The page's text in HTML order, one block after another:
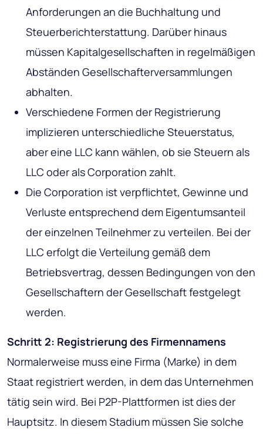
Anforderungen an die Buchhaltung und
Steuerberichterstattung. Darüber hinaus
müssen Kapitalgesellschaften in regelmäßigen
Abständen Gesellschafterversammlungen
abhalten.
Verschiedene Formen der Registrierung
implizieren unterschiedliche Steuerstatus,
aber eine LLC kann wählen, ob sie Steuern als
LLC oder als Corporation zahlt.
Die Corporation ist verpflichtet, Gewinne und
Verluste entsprechend dem Eigentumsanteil
der einzelnen Teilnehmer zu verteilen. Bei der
LLC erfolgt die Verteilung gemäß dem
Betriebsvertrag, dessen Bedingungen von den
Gesellschaftern der Gesellschaft festgelegt
werden.
Schritt 2: Registrierung des Firmennamens
Normalerweise muss eine Firma (Marke) in dem
Staat registriert werden, in dem das Unternehmen
tätig sein wird. Bei P2P-Plattformen istdies der
Hauptsitz. In diesem Stadium müssen Sie solche